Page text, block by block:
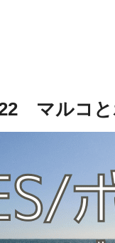
マルコと